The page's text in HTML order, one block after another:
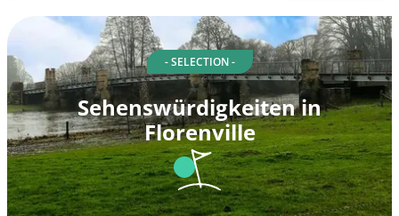
- SELECTION -
Sehenswürdigkeiten in
Florenville